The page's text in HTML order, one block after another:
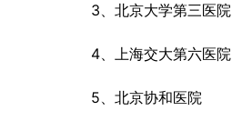
3、北京大学第三医院
4、上海交大第六医院
5、北京协和医院